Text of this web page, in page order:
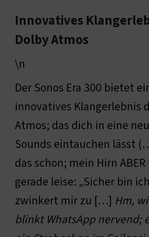
Innovatives
Dolby Atmos
\n
Der Sonos Era 300 bietet
innovatives Klangerlebnis
Atmos; das dich in eine
Sounds eintauchen lässt
das schon; mein Hirn
gerade leise: „Sicher bin
zwinkert mir zu […] Hm,
blinkt WhatsApp nervend;